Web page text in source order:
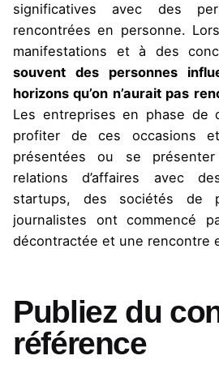
significatives avec des
rencontrées en personne.
manifestations et à des
souvent des personnes
horizons qu’on n’aurait pas
Les entreprises en phase de
profiter de ces occasions
présentées ou se
relations d’affaires avec
startups, des sociétés de
journalistes ont commencé
décontractée et une rencontre
Publiez du
référence